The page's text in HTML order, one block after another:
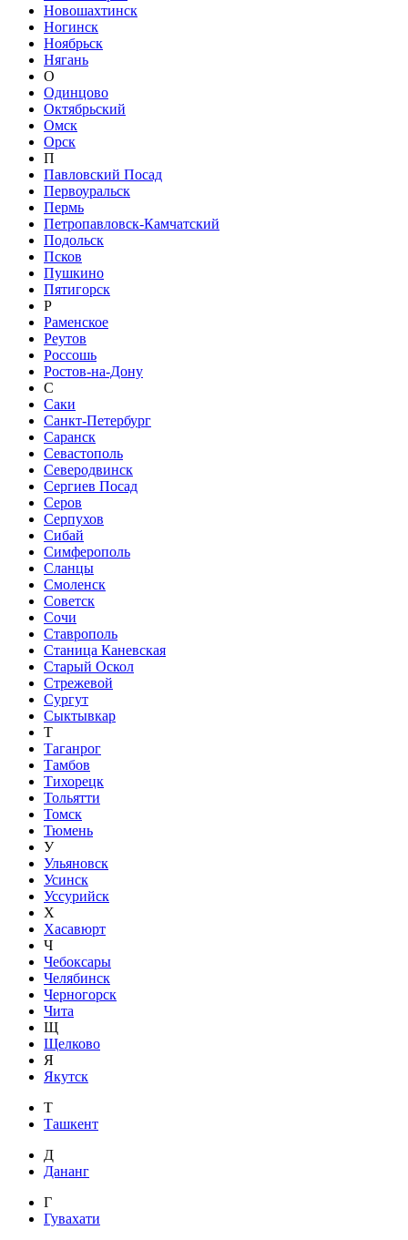
Новошахтинск
Ногинск
Ноябрьск
Нягань
О
Одинцово
Октябрьский
Омск
Орск
П
Павловский Посад
Первоуральск
Пермь
Петропавловск-Камчатский
Подольск
Псков
Пушкино
Пятигорск
Р
Раменское
Реутов
Россошь
Ростов-на-Дону
С
Саки
Санкт-Петербург
Саранск
Севастополь
Северодвинск
Сергиев Посад
Серов
Серпухов
Сибай
Симферополь
Сланцы
Смоленск
Советск
Сочи
Ставрополь
Станица Каневская
Старый Оскол
Стрежевой
Сургут
Сыктывкар
Т
Таганрог
Тамбов
Тихорецк
Тольятти
Томск
Тюмень
У
Ульяновск
Усинск
Уссурийск
Х
Хасавюрт
Ч
Чебоксары
Челябинск
Черногорск
Чита
Щ
Щелково
Я
Якутск
Т
Ташкент
Д
Дананг
Г
Гувахати